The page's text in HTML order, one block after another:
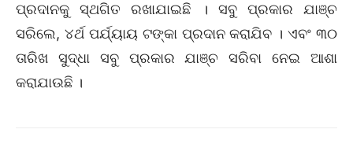
ପ୍ରଦାନକୁ ସ୍ଥଗିତ ରଖାଯାଇଛି । ସବୁ ପ୍ରକାର ଯାଞ୍ଚ
ସରିଲେ, ୪ର୍ଥ ପର୍ଯ୍ୟାୟ ଟଙ୍କା ପ୍ରଦାନ କରାଯିବ । ଏବଂ ୩୦
ତାରିଖ ସୁଦ୍ଧା ସବୁ ପ୍ରକାର ଯାଞ୍ଚ ସରିବା ନେଇ ଆଶା
କରାଯାଉଛି ।